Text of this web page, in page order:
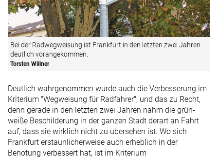
Bei der Radwegweisung ist Frankfurt in den letzten zwei Jahren
deutlich vorangekommen.
Torsten Willner
Deutlich wahrgenommen wurde auch die Verbesserung im
Kriterium "Wegweisung für Radfahrer", und das zu Recht,
denn gerade in den letzten zwei Jahren nahm die grün-
weiße Beschilderung in der ganzen Stadt derart an Fahrt
auf, dass sie wirklich nicht zu übersehen ist. Wo sich
Frankfurt erstaunlicherweise auch erheblich in der
Benotung verbessert hat, ist im Kriterium